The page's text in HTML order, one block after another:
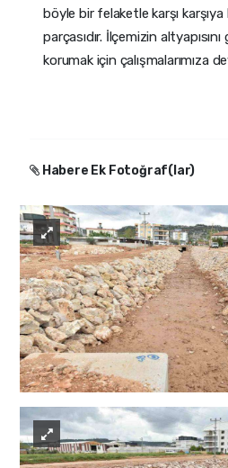
böyle bir felaketle karşı karşıya
parçasıdır. İlçemizin
korumak için çalışmalarımıza
Habere Ek Fotoğraf(lar)